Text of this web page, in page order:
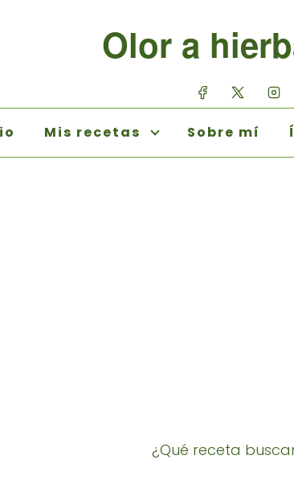
Olor a
Mis recetas Sobre mí
¿Qué receta